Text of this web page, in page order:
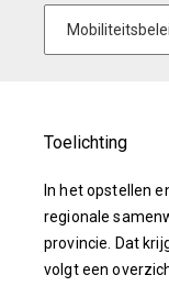
Toelichting
In het opstellen
regionale
provincie. Dat
volgt een